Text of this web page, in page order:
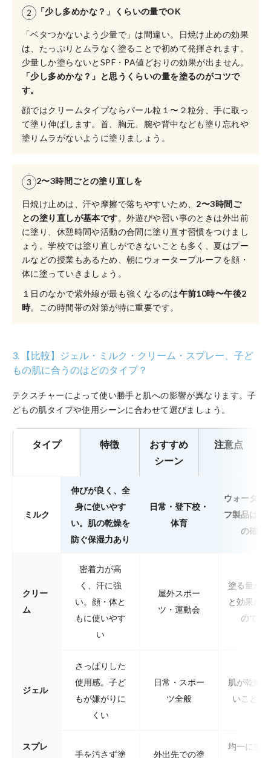
2 「少し多めかな？」くらいの量でOK
「ベタつかないよう少量で」は間違い。日焼け止めの効果
は、たっぷりとムラなく塗ることで初めて発揮されます。
少量しか塗らないとSPF・PA値どおりの効果が出ません。
「少し多めかな？」と思うくらいの量を塗るのがコツで
す。
顔ではクリームタイプならパール粒１〜２粒分、手に取っ
て塗り伸ばします。首、胸元、腕や背中なども塗り忘れや
塗りムラがないように塗りましょう。
3 2〜3時間ごとの塗り直しを
日焼け止めは、汗や摩擦で落ちやすいため、 2〜3時間ご
との塗り直しが基本です。外遊びや習い事のときは外出前
に塗り、休憩時間や活動の合間に塗り直す習慣をつけまし
ょう。学校では塗り直しができないことも多く、夏はプー
ルなどの授業もあるため、朝にウォータープルーフを顔・
体に塗っていきましょう。
１日のなかで紫外線が最も強くなるのは午前10時〜午後2
時。この時間帯の対策が特に重要です。
3. 【比較】ジェル・ミルク・クリーム・スプレー、子ど
もの肌に合うのはどのタイプ？
テクスチャーによって使い勝手と肌への影響が異なります。子
どもの肌タイプや使用シーンに合わせて選びましょう。
タイプ 特徴
おすすめ
シーン
注意点
ミルク
伸びが良く、全
身に使いやす
い。肌の乾燥を
防ぐ保湿力あり
日常・登下校・
体育
ウォーター
フ製品は落
の確認
クリー
ム
密着力が高
く、汗に強
い。顔・体と
もに使いやす
い
屋外スポー
ツ・運動会
塗る量が
と効果が
ので注
ジェル
さっぱりした
使用感。子ど
もが嫌がりに
くい
日常・スポー
ツ全般
肌が乾燥
いことが
スプレ
手を汚さず塗 外出先での塗
均一に塗